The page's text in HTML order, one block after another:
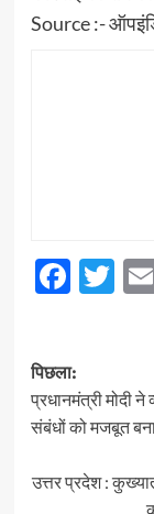
Source :-
पोस्ट
नेविगेशन
पिछला:
प्रधानमंत्री मोदी
संबंधों को मजबूत
उत्तर प्रदेश :